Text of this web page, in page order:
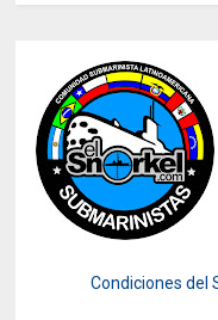
Condiciones del